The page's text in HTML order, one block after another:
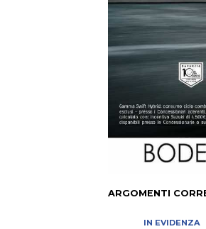
ARGOMENTI
IN EVIDENZA